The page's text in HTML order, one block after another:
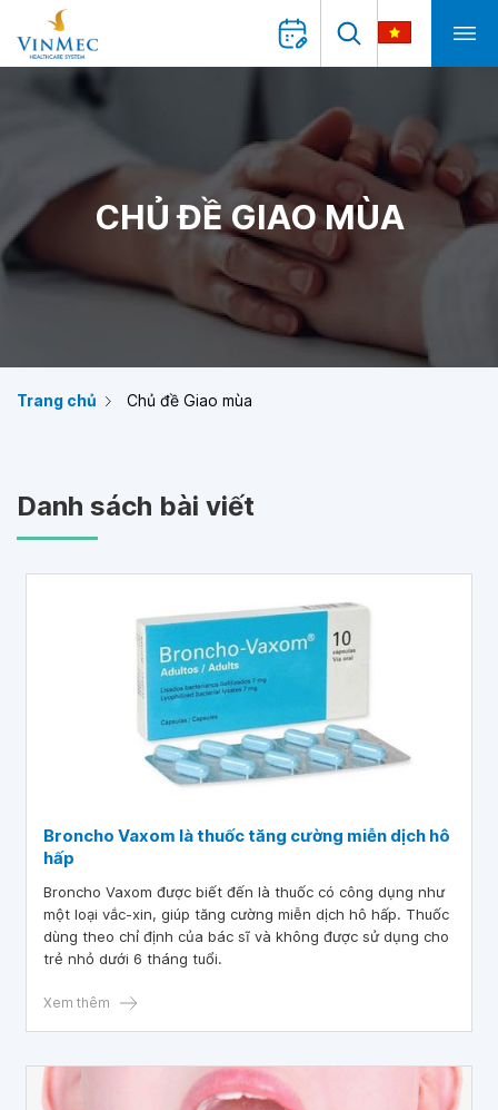
CHỦ ĐỀ GIAO MÙA
Trang chủ Chủ đề Giao mùa
Danh sách bài viết
Broncho Vaxom là thuốc tăng cường miễn dịch hô
hấp
Broncho Vaxom được biết đến là thuốc có công dụng như
một loại vắc-xin, giúp tăng cường miễn dịch hô hấp. Thuốc
dùng theo chỉ định của bác sĩ và không được sử dụng cho
trẻ nhỏ dưới 6 tháng tuổi.
Xem thêm